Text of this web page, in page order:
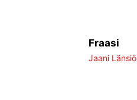
Fraasi
Jaani Länsiö